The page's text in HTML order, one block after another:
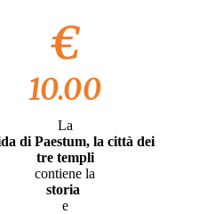
€
10.00
La
di Paestum, la città dei
tre templi
contiene la
storia
e